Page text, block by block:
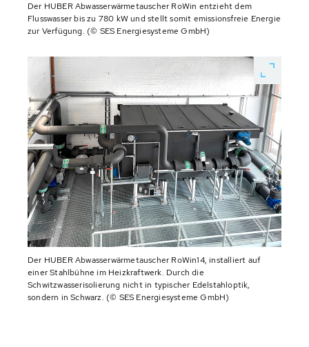
Der HUBER Abwasserwärmetauscher RoWin entzieht dem
Flusswasser bis zu 780 kW und stellt somit emissionsfreie Energie
zur Verfügung. (© SES Energiesysteme GmbH)
Der HUBER Abwasserwärmetauscher RoWin14, installiert auf
einer Stahlbühne im Heizkraftwerk. Durch die
Schwitzwasserisolierung nicht in typischer Edelstahloptik,
sondern in Schwarz. (© SES Energiesysteme GmbH)